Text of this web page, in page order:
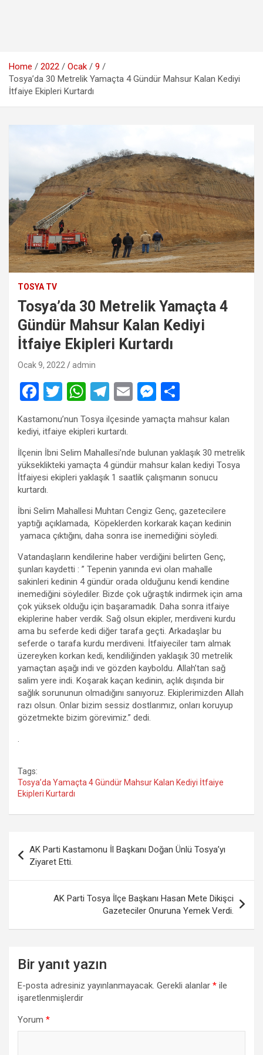
Home 2022 Ocak
9
Tosya’da 30 Metrelik Yamaçta 4 Gündür Mahsur Kalan Kediyi
İtfaiye Ekipleri Kurtardı
TOSYA TV
Tosya’da 30 Metrelik Yamaçta 4
Gündür Mahsur Kalan Kediyi
İtfaiye Ekipleri Kurtardı
Ocak 9, 2022 admin
F
ce
b
o
o
k
T
wi
tt
er
W
at
s
A
p
p
T
e
gr
a
m
E
m
ail
M
es
se
n
g
er
ar
e
Kastamonu’nun Tosya ilçesinde yamaçta mahsur kalan
kediyi, itfaiye ekipleri kurtardı.
İlçenin İbni Selim Mahallesi’nde bulunan yaklaşık 30 metrelik
yükseklikteki yamaçta 4 gündür mahsur kalan kediyi Tosya
İtfaiyesi ekipleri yaklaşık 1 saatlik çalışmanın sonucu
kurtardı.
İbni Selim Mahallesi Muhtarı Cengiz Genç, gazetecilere
yaptığı açıklamada, Köpeklerden korkarak kaçan kedinin
yamaca çıktığını, daha sonra ise inemediğini söyledi.
Vatandaşların kendilerine haber verdiğini belirten Genç,
şunları kaydetti : ” Tepenin yanında evi olan mahalle
sakinleri kedinin 4 gündür orada olduğunu kendi kendine
inemediğini söylediler. Bizde çok uğraştık indirmek için ama
çok yüksek olduğu için başaramadık. Daha sonra itfaiye
ekiplerine haber verdik. Sağ olsun ekipler, merdiveni kurdu
ama bu seferde kedi diğer tarafa geçti. Arkadaşlar bu
seferde o tarafa kurdu merdiveni. İtfaiyeciler tam almak
üzereyken korkan kedi, kendiliğinden yaklaşık 30 metrelik
yamaçtan aşağı indi ve gözden kayboldu. Allah’tan sağ
salim yere indi. Koşarak kaçan kedinin, açlık dışında bir
sağlık sorununun olmadığını sanıyoruz. Ekiplerimizden Allah
razı olsun. Onlar bizim sessiz dostlarımız, onları koruyup
gözetmekte bizim görevimiz.” dedi.
.
Tags:
Tosya’da Yamaçta 4 Gündür Mahsur Kalan Kediyi İtfaiye
Ekipleri Kurtardı
gezinmesi
AK Parti Kastamonu İl Başkanı Doğan Ünlü Tosya’yı
Ziyaret Etti.
AK Parti Tosya İlçe Başkanı Hasan Mete Dikişci
Gazeteciler Onuruna Yemek Verdi.
Bir yanıt yazın
E-posta adresiniz yayınlanmayacak. Gerekli alanlar * ile
işaretlenmişlerdir
Yorum *